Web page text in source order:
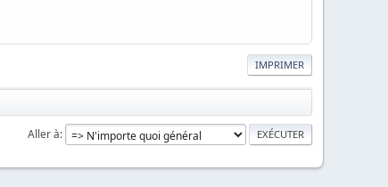
IMPRIMER
Aller à